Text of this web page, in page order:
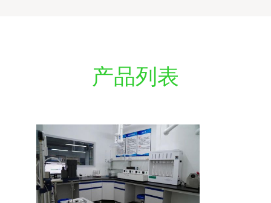
产品列表